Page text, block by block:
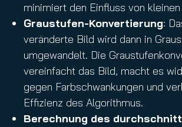
minimiert den Einfluss von
Graustufen-Konvertierung:
veränderte Bild wird dann in
umgewandelt. Die
vereinfacht das Bild, macht es
gegen Farbschwankungen und
Effizienz des Algorithmus.
Berechnung des